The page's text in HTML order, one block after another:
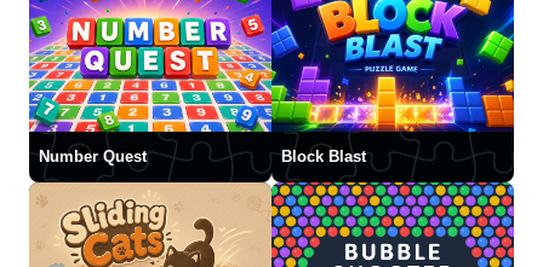
Number Quest Block Blast